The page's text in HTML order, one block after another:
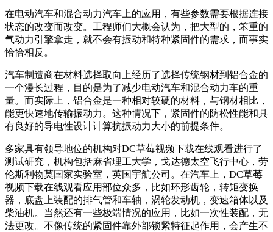
在电动汽车和混合动力汽车上的应用，有些参数需要根据连接
状态的改变而改变。工程师们大概会认为，把大型的，笨重的
气动力引擎拿走，就不会有振动和特种紧固件的需求，而事实
恰恰相反。
汽车制造商在材料选择取向上经历了选择传统钢材到铝合金的
一个漫长过程，目的是为了减少电动汽车和混合动力车的重
量。而实际上，铝合金是一种相对较硬的材料，与钢材相比，
能更快速地传输振动力。这种情况下，紧固件的防松性能和具
有良好的导电性设计计算抗振动力大小的前提条件。
多家具有领导地位的机构对DC草莓视频下载在线观看进行了
测试研究，机构包括麻省理工大学，戈达德太空飞行中心，劳
伦斯利物莫国家实验室，英国宇航公司。在汽车上，DC草莓
视频下载在线观看应用部位众多，比如环形齿轮，转矩变换
器，底盘上装配的排气管和车轴，涡轮发动机，变速箱体以及
柴油机。当然还有一些极端情况的应用，比如一次性装配，无
法更改。不像传统的紧固件靠外部锁紧特征起作用，会产生不